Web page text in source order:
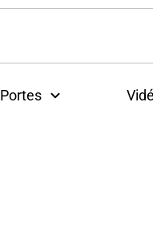
Portes